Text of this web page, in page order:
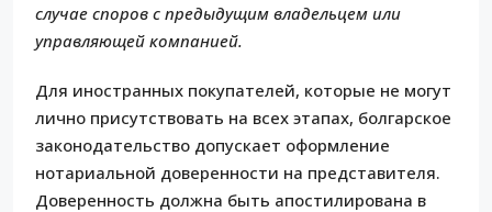
случае споров с предыдущим владельцем или
управляющей компанией.
Для иностранных покупателей, которые не могут
лично присутствовать на всех этапах, болгарское
законодательство допускает оформление
нотариальной доверенности на представителя.
Доверенность должна быть апостилирована в